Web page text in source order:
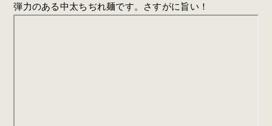
弾力のある中太ちぢれ麺です。さすがに旨い！